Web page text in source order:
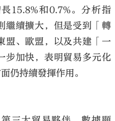
15.8%和0.7%。分析指
繼續擴大，但是受到「轉
盟、歐盟，以及共建「一
步加快，表明貿易多元化
仍持續發揮作用。